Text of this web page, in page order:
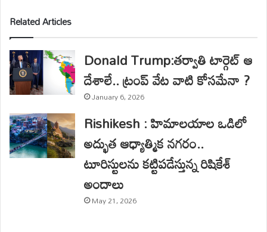
Related Articles
Donald Trump:తర్వాతి టార్గెట్ ఆ
దేశాలే.. ట్రంప్ వేట వాటి కోసమేనా ?
January 6, 2026
Rishikesh : హిమాలయాల ఒడిలో
అద్భుత ఆధ్యాత్మిక నగరం..
టూరిస్టులను కట్టిపడేస్తున్న రిషికేశ్
అందాలు
May 21, 2026